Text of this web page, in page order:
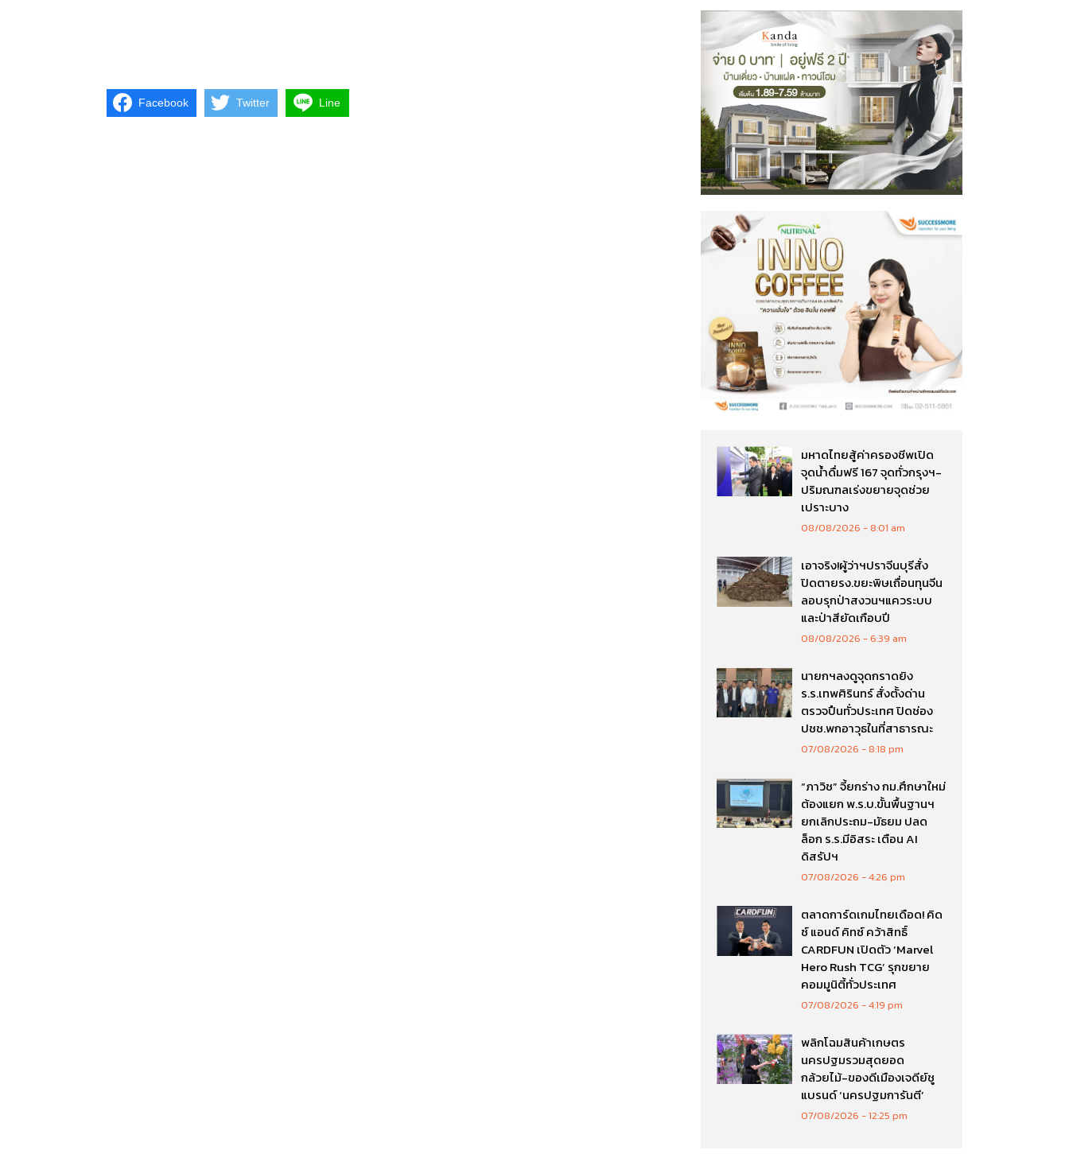
Facebook Twitter Line
มหาดไทยสู้ค่าครองชีพเปิด
จุดน้ำดื่มฟรี 167 จุดทั่วกรุงฯ-
ปริมณฑลเร่งขยายจุดช่วย
เปราะบาง
08/08/2026 8:01 am
เอาจริง!ผู้ว่าฯปราจีนบุรีสั่ง
ปิดตายรง.ขยะพิษเถื่อนทุนจีน
ลอบรุกป่าสงวนฯแควระบบ
และป่าสียัดเกือบปี
08/08/2026 6:39 am
นายกฯลงดูจุดกราดยิง
ร.ร.เทพศิรินทร์ สั่งตั้งด่าน
ตรวจปืนทั่วประเทศ ปิดช่อง
ปชช.พกอาวุธในที่สาธารณะ
07/08/2026 8:18 pm
“ภาวิช” จี้ยกร่าง กม.ศึกษาใหม่
ต้องแยก พ.ร.บ.ขั้นพื้นฐานฯ
ยกเลิกประถม-มัธยม ปลด
ล็อก ร.ร.มีอิสระ เตือน AI
ดิสรัปฯ
07/08/2026 4:26 pm
ตลาดการ์ดเกมไทยเดือด! คิด
ซ์ แอนด์ คิทซ์ คว้าสิทธิ์
CARDFUN เปิดตัว ‘Marvel
Hero Rush TCG’ รุกขยาย
คอมมูนิตี้ทั่วประเทศ
07/08/2026 4:19 pm
พลิกโฉมสินค้าเกษตร
นครปฐมรวมสุดยอด
กล้วยไม้-ของดีเมืองเจดีย์ชู
แบรนด์ ‘นครปฐมการันตี’
07/08/2026 12:25 pm